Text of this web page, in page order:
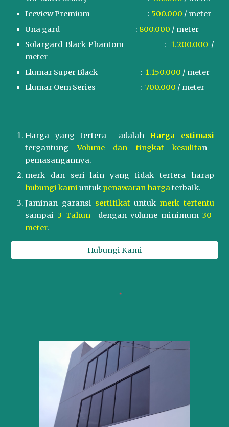
Iceview Premium : 500.000 / meter
Una gard
: 800.000 / meter
Solargard Black Phantom :
1.200.000 /
meter
Llumar Super Black
: 1.150.000 / meter
Llumar Oem Series :700.000 / meter
Harga yang tertera adalah
Harga estimasi
tergantungVolume dan tingkat kesulitan
pemasangannya.
merk dan seri lain yang tidak tertera harap
hubungi kamiuntuk penawaran hargaterbaik.
Jaminan garansi sertifikatuntuk merk tertentu
sampai 3 Tahundengan volume minimum 30
meter.
Hubungi Kami